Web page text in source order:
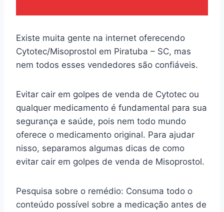
Existe muita gente na internet oferecendo
Cytotec/Misoprostol em Piratuba – SC, mas
nem todos esses vendedores são confiáveis.
Evitar cair em golpes de venda de Cytotec ou
qualquer medicamento é fundamental para sua
segurança e saúde, pois nem todo mundo
oferece o medicamento original. Para ajudar
nisso, separamos algumas dicas de como
evitar cair em golpes de venda de Misoprostol.
Pesquisa sobre o remédio: Consuma todo o
conteúdo possível sobre a medicação antes de